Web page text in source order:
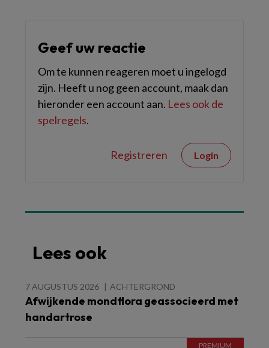
Geef uw reactie
Om te kunnen reageren moet u ingelogd
zijn. Heeft u nog geen account, maak dan
hieronder een account aan. Lees ook de
spelregels.
Registreren Login
Lees ook
7 AUGUSTUS 2026 ACHTERGROND
Afwijkende mondflora geassocieerd met
handartrose